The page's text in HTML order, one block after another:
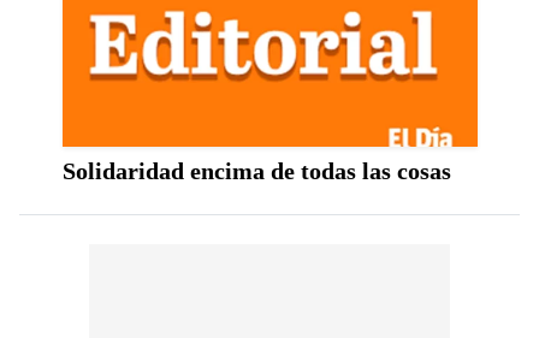
Solidaridad encima de todas las cosas